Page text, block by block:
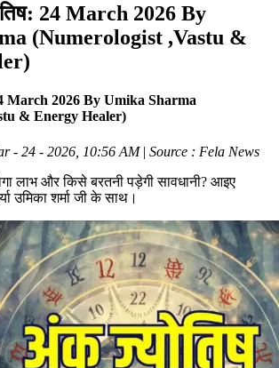
24 March 2026 By
(Numerologist ,Vastu &
March 2026 By Umika Sharma
& Energy Healer)
- 24 - 2026, 10:56 AM| Source : Fela News
लाभ और किसे बरतनी पड़ेगी सावधानी? आइए
उमिका शर्मा जी के साथ।